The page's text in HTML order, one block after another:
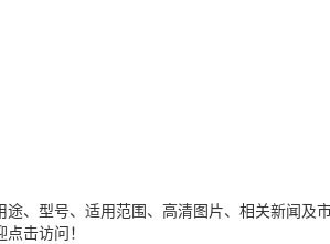
、型号、适用范围、高清图片、相关新闻及
击访问！